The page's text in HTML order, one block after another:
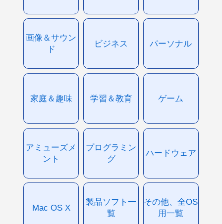
画像＆サウン
ド
ビジネス パーソナル
家庭＆趣味 学習＆教育 ゲーム
アミューズメ
ント
プログラミン
グ
ハードウェア
Mac OS X
製品ソフト一
覧
その他、全OS
用一覧